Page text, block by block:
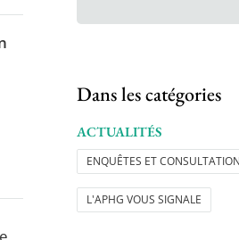
Dans les catégories
ACTUALITÉS
ENQUÊTES ET
L'APHG VOUS SIGNALE